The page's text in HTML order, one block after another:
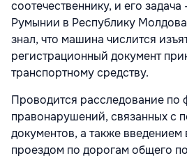
соотечественнику, и его задача
Румынии в Республику
знал, что машина числится
регистрационный документ
транспортному средству.
Проводится расследование по
правонарушений, связанных с
документов, а также
проездом по дорогам общего